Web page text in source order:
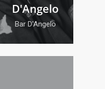
D'Angelo
Bar D'Angelo